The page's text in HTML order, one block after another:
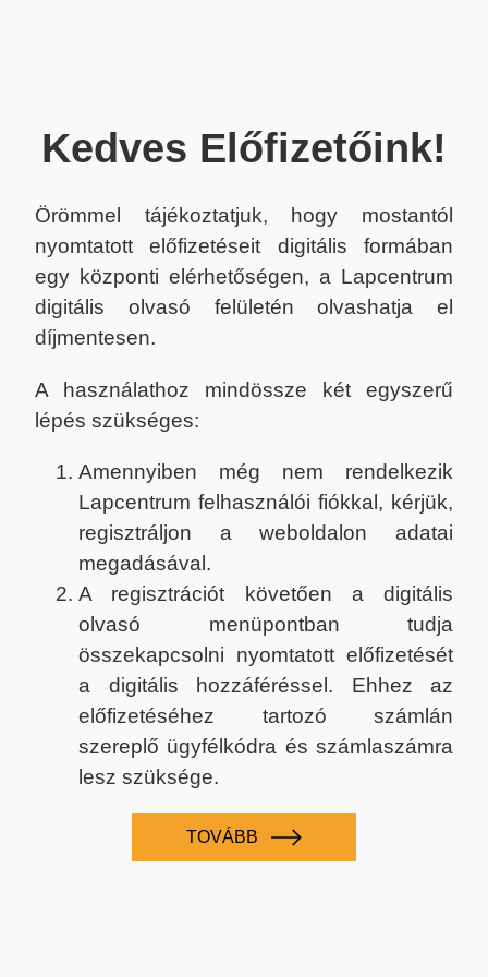
Kedves Előfizetőink!
Örömmel tájékoztatjuk, hogy mostantól
nyomtatott előfizetéseit digitális formában
egy központi elérhetőségen, a Lapcentrum
digitális olvasó felületén olvashatja el
díjmentesen.
A használathoz mindössze két egyszerű
lépés szükséges:
Amennyiben még nem rendelkezik
Lapcentrum felhasználói fiókkal, kérjük,
regisztráljon a weboldalon adatai
megadásával.
A regisztrációt követően a digitális
olvasó menüpontban tudja
összekapcsolni nyomtatott előfizetését
a digitális hozzáféréssel. Ehhez az
előfizetéséhez tartozó számlán
szereplő ügyfélkódra és számlaszámra
lesz szüksége.
TOVÁBB